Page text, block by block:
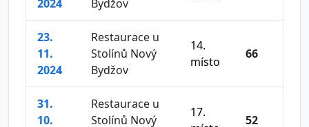
2024
Bydžov
23.
11.
2024
Restaurace u
Stolínů Nový
Bydžov
14.
místo
66
31.
10.
Restaurace u
Stolínů Nový
17.
52